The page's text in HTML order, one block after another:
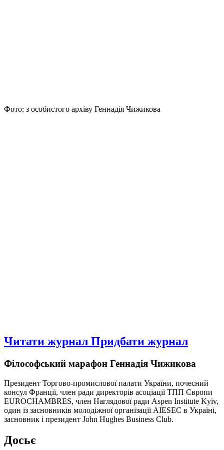
Фото: з особистого архіву Геннадія Чижикова
Читати журнал Придбати журнал
Філософський марафон Геннадія Чижикова
Президент Торгово-промислової палати України, почесний
консул Франції, член ради директорів асоціації ТПП Європи
EUROCHAMBRES, член Наглядової ради Aspen Institute Kyiv,
один із засновників молодіжної організації AIESEC в Україні,
засновник і президент John Hughes Business Club.
Досьє